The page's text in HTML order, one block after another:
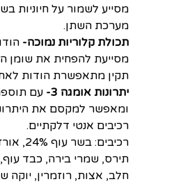
מסייע לשמור על חיוניות
מערכת השתן.
תכולת קלוריות נמוכה-
מסייעת להפחית את שומן
תקין מתאפשרת הודות
יתרונות אומגה 3-
ומאפשר למקסם את
רכיבים אנטי דלקתיים.
רכיבים: בשר עוף 24%, אורז 20%, סלמון 10.6%, טונה 9.2%, שומן עוף,
תירס, שמרי בירה, כבד
חלב, אצות, רוזמרין, יוקה